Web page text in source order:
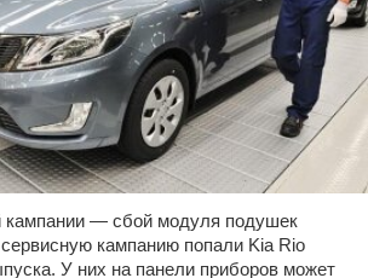
кампании — сбой модуля подушек
кампанию попали Kia Rio
У них на панели приборов может